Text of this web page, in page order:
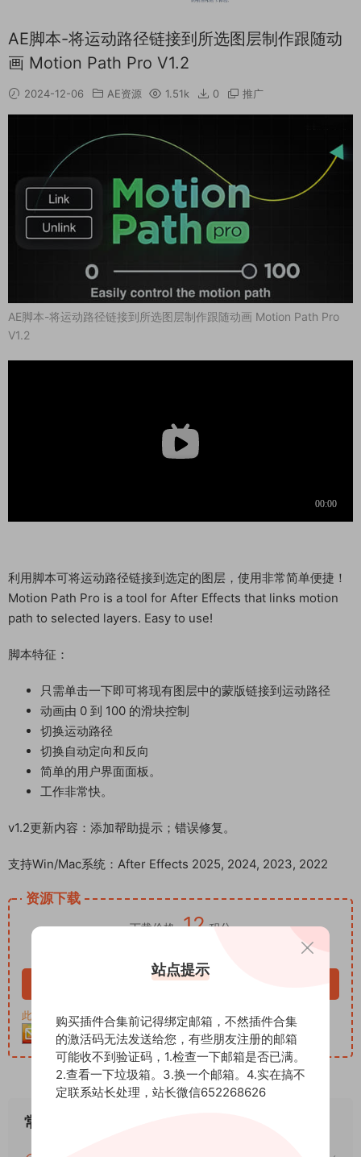
AE脚本-将运动路径链接到所选图层制作跟随动
画 Motion Path Pro V1.2
2024-12-06 AE资源 1.51k 0 推广
AE脚本-将运动路径链接到所选图层制作跟随动画 Motion Path Pro
V1.2
利用脚本可将运动路径链接到选定的图层，使用非常简单便捷！
Motion Path Pro is a tool for After Effects that links motion
path to selected layers. Easy to use!
脚本特征：
只需单击一下即可将现有图层中的蒙版链接到运动路径
动画由 0 到 100 的滑块控制
切换运动路径
切换自动定向和反向
简单的用户界面面板。
工作非常快。
v1.2更新内容：添加帮助提示；错误修复。
支持Win/Mac系统：After Effects 2025, 2024, 2023, 2022
资源下载
下载价格 12积分
立即购买
此资源购买后30天内可下载。客服QQ：652268626
常见问题
站点提示
购买插件合集前记得绑定邮箱，不然插件合集
的激活码无法发送给您，有些朋友注册的邮箱
可能收不到验证码，1.检查一下邮箱是否已满。
2.查看一下垃圾箱。3.换一个邮箱。4.实在搞不
定联系站长处理，站长微信652268626